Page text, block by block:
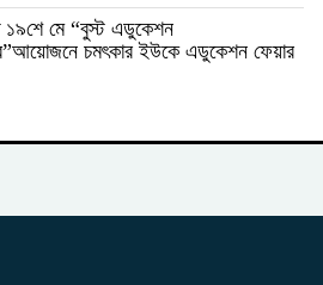
১৯শে মে “বুস্ট এডুকেশন
চমৎকার ইউকে এডুকেশন ফেয়ার